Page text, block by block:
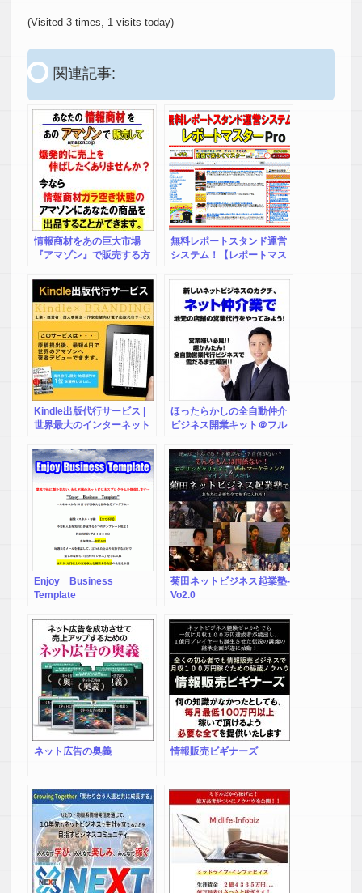
(Visited 3 times, 1 visits today)
関連記事:
情報商材をあの巨大市場
『アマゾン』で販売する方
無料レポートスタンド運営
システム！【レポートマス
Kindle出版代行サービス |
世界最大のインターネット
者デビュー
ほったらかしの全自動仲介
ビジネス開業キット＠フル
Enjoy Business
Template
菊田ネットビジネス起業塾-
Vo2.0
ネット広告の奥義 情報販売ビギナーズ